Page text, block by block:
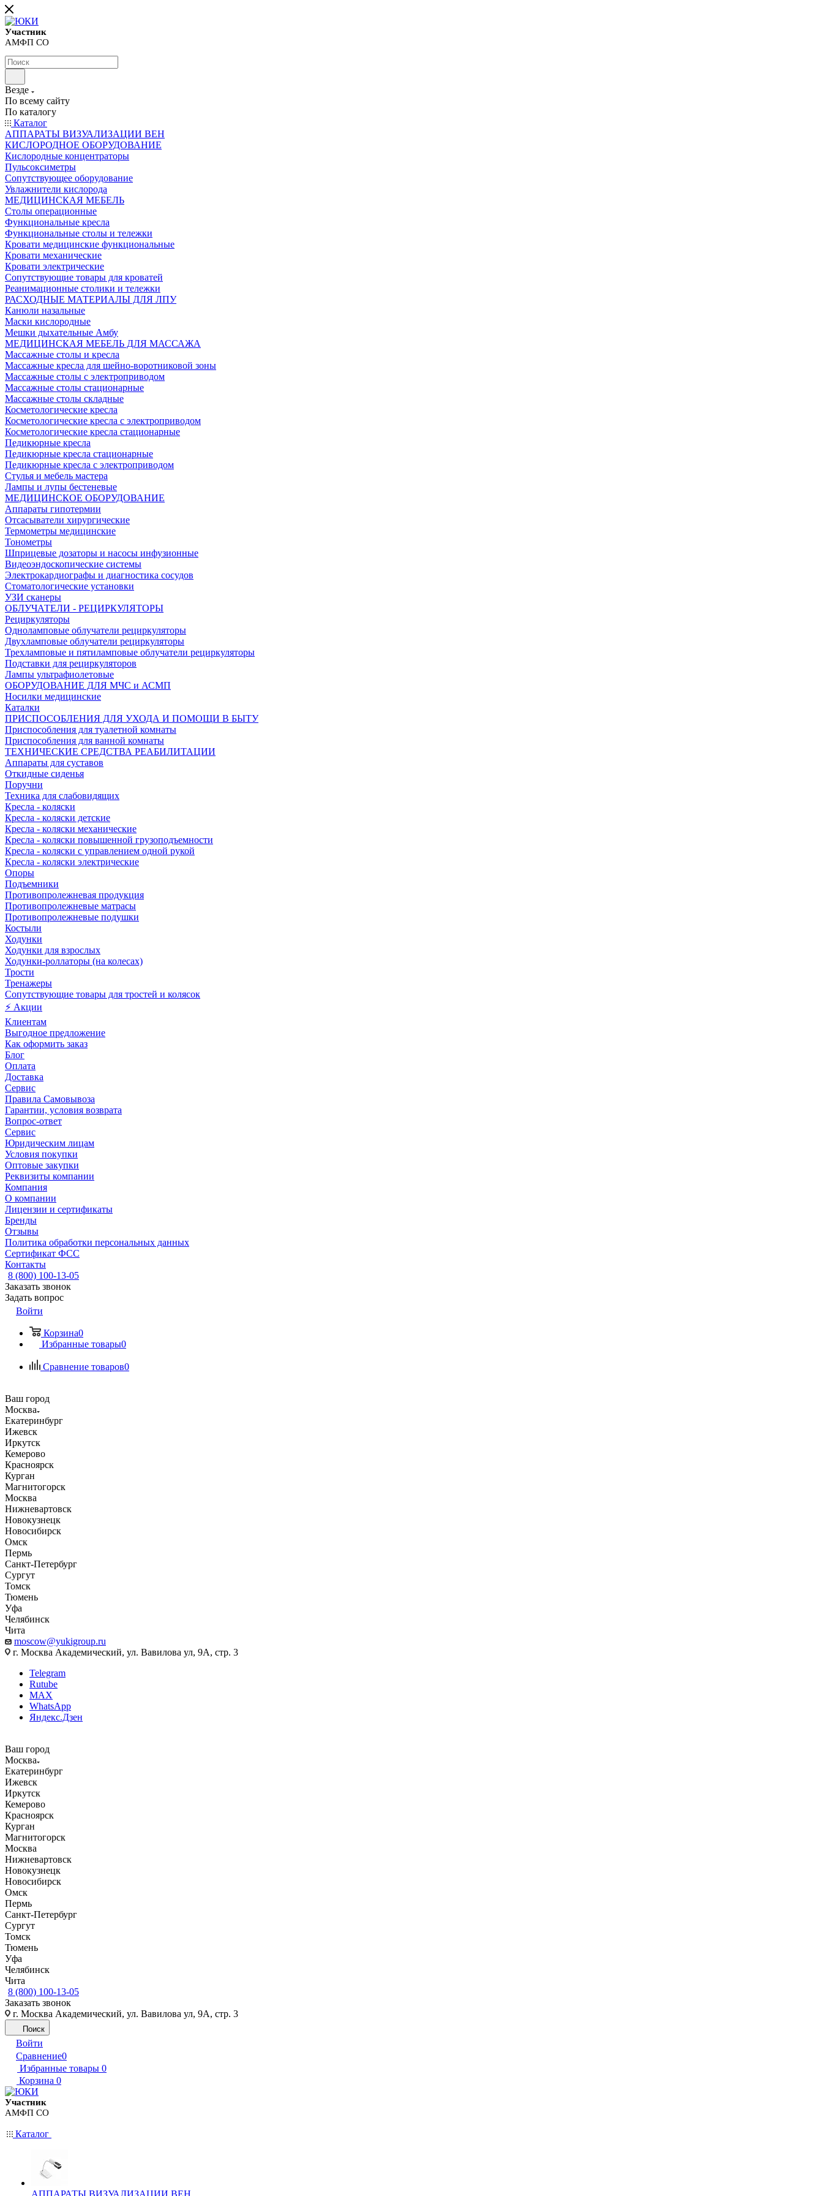
Участник
АМФП СО
Везде
По всему сайту
По каталогу
Каталог
АППАРАТЫ ВИЗУАЛИЗАЦИИ ВЕН
КИСЛОРОДНОЕ ОБОРУДОВАНИЕ
Кислородные концентраторы
Пульсоксиметры
Сопутствующее оборудование
Увлажнители кислорода
МЕДИЦИНСКАЯ МЕБЕЛЬ
Столы операционные
Функциональные кресла
Функциональные столы и тележки
Кровати медицинские функциональные
Кровати механические
Кровати электрические
Сопутствующие товары для кроватей
Реанимационные столики и тележки
РАСХОДНЫЕ МАТЕРИАЛЫ ДЛЯ ЛПУ
Канюли назальные
Маски кислородные
Мешки дыхательные Амбу
МЕДИЦИНСКАЯ МЕБЕЛЬ ДЛЯ МАССАЖА
Массажные столы и кресла
Массажные кресла для шейно-воротниковой зоны
Массажные столы с электроприводом
Массажные столы стационарные
Массажные столы складные
Косметологические кресла
Косметологические кресла с электроприводом
Косметологические кресла стационарные
Педикюрные кресла
Педикюрные кресла стационарные
Педикюрные кресла с электроприводом
Стулья и мебель мастера
Лампы и лупы бестеневые
МЕДИЦИНСКОЕ ОБОРУДОВАНИЕ
Аппараты гипотермии
Отсасыватели хирургические
Термометры медицинские
Тонометры
Шприцевые дозаторы и насосы инфузионные
Видеоэндоскопические системы
Электрокардиографы и диагностика сосудов
Стоматологические установки
УЗИ сканеры
ОБЛУЧАТЕЛИ - РЕЦИРКУЛЯТОРЫ
Рециркуляторы
Одноламповые облучатели рециркуляторы
Двухламповые облучатели рециркуляторы
Трехламповые и пятиламповые облучатели рециркуляторы
Подставки для рециркуляторов
Лампы ультрафиолетовые
ОБОРУДОВАНИЕ ДЛЯ МЧС и АСМП
Носилки медицинские
Каталки
ПРИСПОСОБЛЕНИЯ ДЛЯ УХОДА И ПОМОЩИ В БЫТУ
Приспособления для туалетной комнаты
Приспособления для ванной комнаты
ТЕХНИЧЕСКИЕ СРЕДСТВА РЕАБИЛИТАЦИИ
Аппараты для суставов
Откидные сиденья
Поручни
Техника для слабовидящих
Кресла - коляски
Кресла - коляски детские
Кресла - коляски механические
Кресла - коляски повышенной грузоподъемности
Кресла - коляски с управлением одной рукой
Кресла - коляски электрические
Опоры
Подъемники
Противопролежневая продукция
Противопролежневые матрасы
Противопролежневые подушки
Костыли
Ходунки
Ходунки для взрослых
Ходунки-роллаторы (на колесах)
Трости
Тренажеры
Сопутствующие товары для тростей и колясок
⚡ Акции
Клиентам
Выгодное предложение
Как оформить заказ
Блог
Оплата
Доставка
Сервис
Правила Самовывоза
Гарантии, условия возврата
Вопрос-ответ
Сервис
Юридическим лицам
Условия покупки
Оптовые закупки
Реквизиты компании
Компания
О компании
Лицензии и сертификаты
Бренды
Отзывы
Политика обработки персональных данных
Сертификат ФСС
Контакты
8 (800) 100-13-05
Заказать звонок
Задать вопрос
Войти
Корзина0
Избранные товары0
Сравнение товаров0
Ваш город
Москва
Екатеринбург
Ижевск
Иркутск
Кемерово
Красноярск
Курган
Магнитогорск
Москва
Нижневартовск
Новокузнецк
Новосибирск
Омск
Пермь
Санкт-Петербург
Сургут
Томск
Тюмень
Уфа
Челябинск
Чита
moscow@yukigroup.ru
г. Москва Академический, ул. Вавилова ул, 9А, стр. 3
Telegram
Rutube
MAX
WhatsApp
Яндекс.Дзен
Ваш город
Москва
Екатеринбург
Ижевск
Иркутск
Кемерово
Красноярск
Курган
Магнитогорск
Москва
Нижневартовск
Новокузнецк
Новосибирск
Омск
Пермь
Санкт-Петербург
Сургут
Томск
Тюмень
Уфа
Челябинск
Чита
8 (800) 100-13-05
Заказать звонок
г. Москва Академический, ул. Вавилова ул, 9А, стр. 3
Поиск
Войти
Сравнение0
Избранные товары 0
Корзина 0
Участник
АМФП СО
Каталог
АППАРАТЫ ВИЗУАЛИЗАЦИИ ВЕН